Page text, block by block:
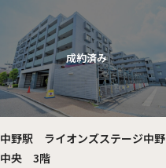
中野駅 ライオンズステージ中野
中央 3階